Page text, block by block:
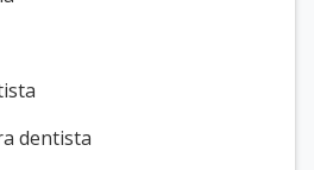
dentista